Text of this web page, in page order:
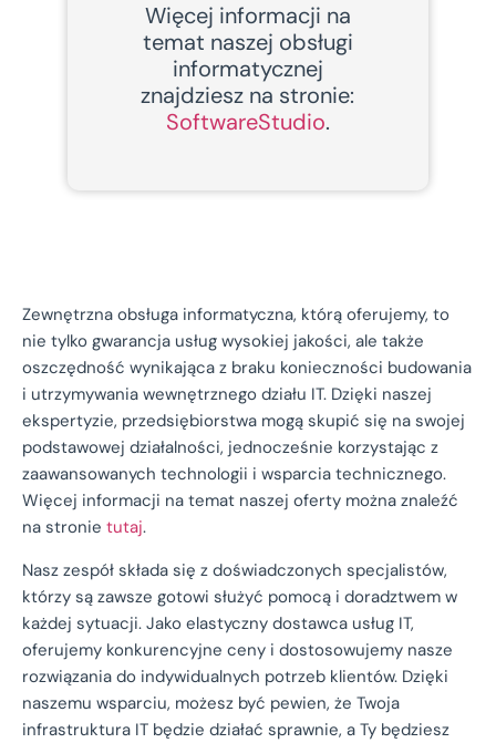
Więcej informacji na
temat naszej obsługi
informatycznej
znajdziesz na stronie:
SoftwareStudio.
Zewnętrzna obsługa informatyczna, którą oferujemy, to
nie tylko gwarancja usług wysokiej jakości, ale także
oszczędność wynikająca z braku konieczności budowania
i utrzymywania wewnętrznego działu IT. Dzięki naszej
ekspertyzie, przedsiębiorstwa mogą skupić się na swojej
podstawowej działalności, jednocześnie korzystając z
zaawansowanych technologii i wsparcia technicznego.
Więcej informacji na temat naszej oferty można znaleźć
na stronie tutaj.
Nasz zespół składa się z doświadczonych specjalistów,
którzy są zawsze gotowi służyć pomocą i doradztwem w
każdej sytuacji. Jako elastyczny dostawca usług IT,
oferujemy konkurencyjne ceny i dostosowujemy nasze
rozwiązania do indywidualnych potrzeb klientów. Dzięki
naszemu wsparciu, możesz być pewien, że Twoja
infrastruktura IT będzie działać sprawnie, a Ty będziesz